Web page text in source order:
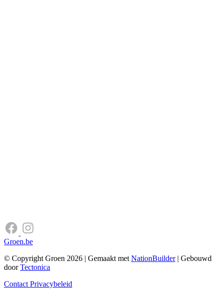
Groen.be
© Copyright Groen 2026 | Gemaakt met NationBuilder| Gebouwd
doorTectonica
Contact Privacybeleid